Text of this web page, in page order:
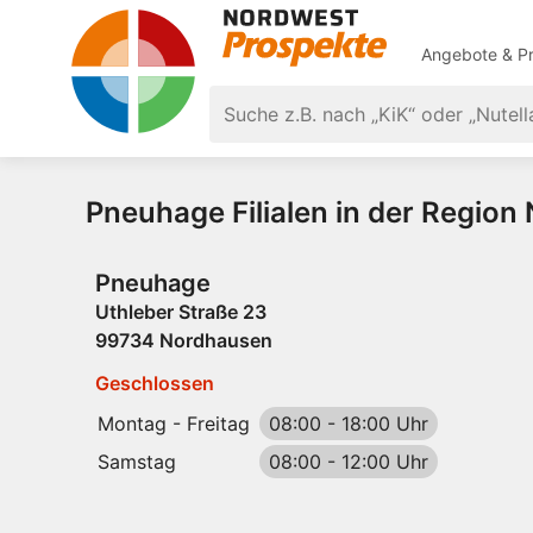
Angebote &
Pneuhage Filialen in der Region
Pneuhage
Uthleber Straße 23
99734 Nordhausen
Geschlossen
Montag - Freitag
08:00 - 18:00 Uhr
Samstag
08:00 - 12:00 Uhr